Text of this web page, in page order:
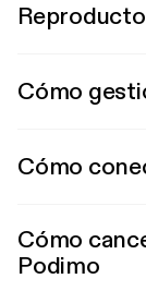
Cómo
Cómo
Cómo
Podimo